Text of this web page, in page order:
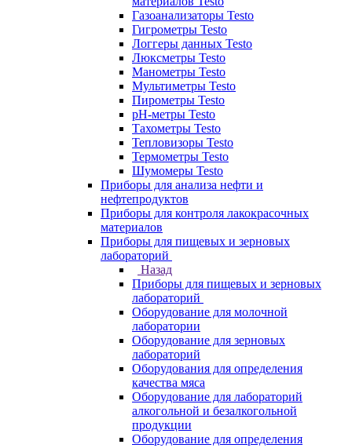
Газоанализаторы Testo
Гигрометры Testo
Логгеры данных Testo
Люксметры Testo
Манометры Testo
Мультиметры Testo
Пирометры Testo
pH-метры Testo
Тахометры Testo
Тепловизоры Testo
Термометры Testo
Шумомеры Testo
Приборы для анализа нефти и
нефтепродуктов
Приборы для контроля лакокрасочных
материалов
Приборы для пищевых и зерновых
лабораторий
Назад
Приборы для пищевых и зерновых
лабораторий
Оборудование для молочной
лаборатории
Оборудование для зерновых
лабораторий
Оборудования для определения
качества мяса
Оборудование для лабораторий
алкогольной и безалкогольной
продукции
Оборудование для определения